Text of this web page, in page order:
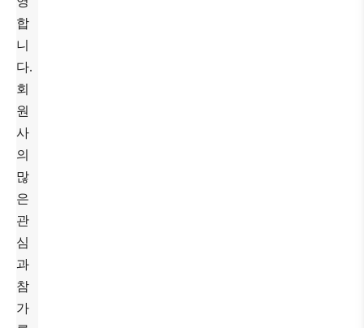
합
니
다.
회
원
사
의
많
은
관
심
과
참
가